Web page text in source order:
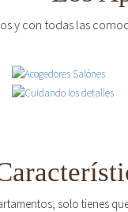
y con todas las
solo tienes